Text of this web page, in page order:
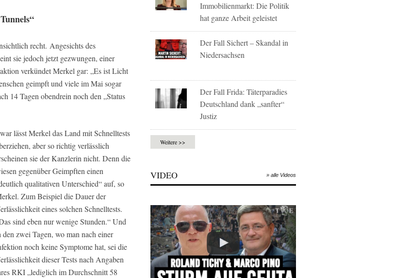
recht. Angesichts des
sie jedoch jetzt gezwungen, einer
verkündet Merkel gar: „Es ist Licht
geimpft und viele im Mai sogar
14 Tagen obendrein noch den „Status
lässt Merkel das Land mit Schnelltests
aber so richtig verlässlich
sie der Kanzlerin nicht. Denn die
gegenüber Geimpften einen
qualitativen Unterschied“ auf, so
Zum Beispiel die Dauer der
eines solchen Schnelltests.
sind eben nur wenige Stunden.“ Und
den zwei Tagen, wo man nach einer
noch keine Symptome hat, sei die
dieser Tests nach Angaben
RKI „lediglich im Durchschnitt 58
Immobilienmarkt: Die Politik
hat ganze Arbeit geleistet
Der Fall Sichert – Skandal in
Niedersachsen
Der Fall Frida: Täterparadies
Deutschland dank „sanfter“
Justiz
Weitere >>
VIDEO » alle Videos